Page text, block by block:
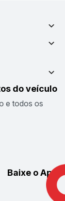
do veículo
e todos os
Baixe o App